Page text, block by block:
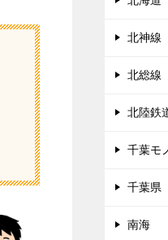
北神線
北総線
北陸鉄
千葉モ
千葉県
南海